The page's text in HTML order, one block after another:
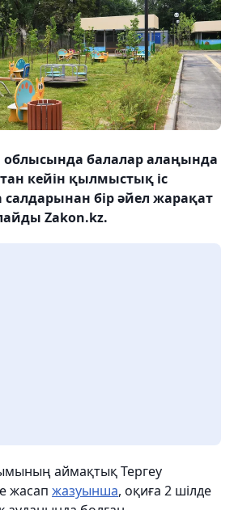
облысында балалар алаңында
кейін қылмыстық іс
бір әйел жарақат
Zakon.kz.
аймақтық Тергеу
жасап жазуынша, оқиға 2 шілде